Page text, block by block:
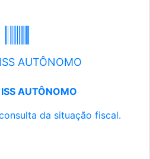
AUTÔNOMO
AUTÔNOMO
da situação fiscal.